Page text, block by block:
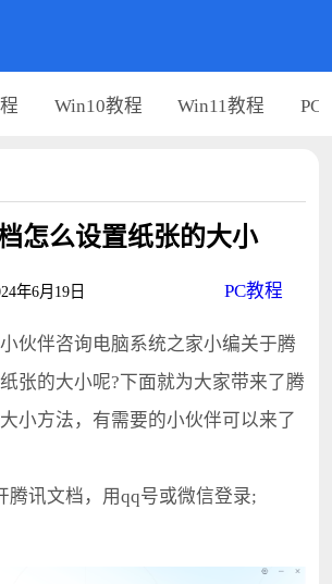
Win10教程 Win11教程 PC
怎么设置纸张的大小
年6月19日 PC教程
伴咨询电脑系统之家小编关于腾
张的大小呢?下面就为大家带来了腾
小方法，有需要的小伙伴可以来了
讯文档，用qq号或微信登录;